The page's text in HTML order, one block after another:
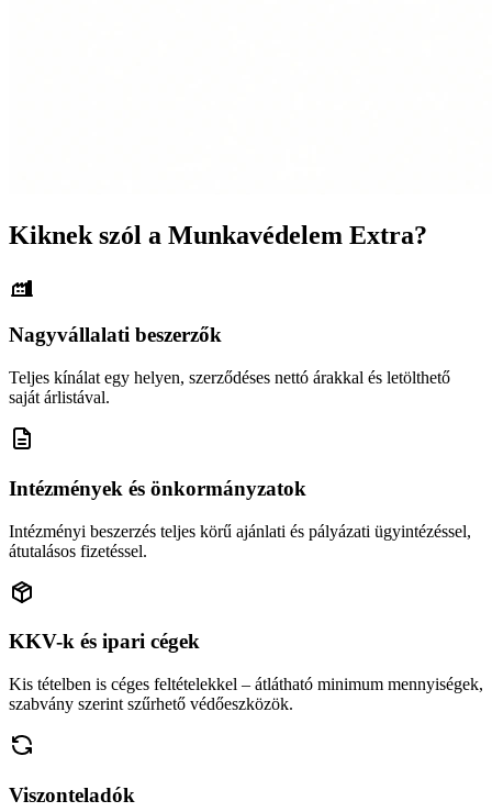
Kiknek szól a Munkavédelem Extra?
Nagyvállalati beszerzők
Teljes kínálat egy helyen, szerződéses nettó árakkal és letölthető
saját árlistával.
Intézmények és önkormányzatok
Intézményi beszerzés teljes körű ajánlati és pályázati ügyintézéssel,
átutalásos fizetéssel.
KKV-k és ipari cégek
Kis tételben is céges feltételekkel – átlátható minimum mennyiségek,
szabvány szerint szűrhető védőeszközök.
Viszonteladók